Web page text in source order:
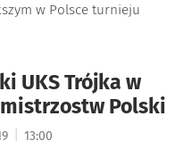
w Polsce turnieju
UKS Trójka w
Polski
13:00